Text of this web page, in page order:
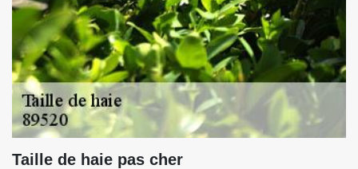
Taille de haie pas cher